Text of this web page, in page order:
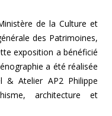
de la Culture et
des Patrimoines,
exposition a bénéficié
a été réalisée
& Atelier AP2 Philippe
architecture et